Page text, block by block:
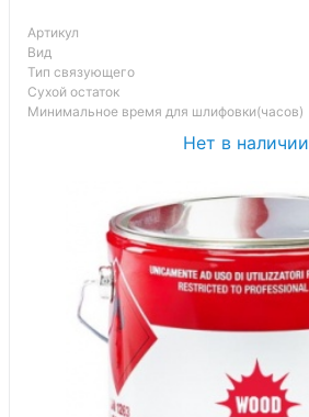
Артикул
Вид
Тип связующего
Сухой остаток
Минимальное время для шлифовки(часов)
Нет в наличии